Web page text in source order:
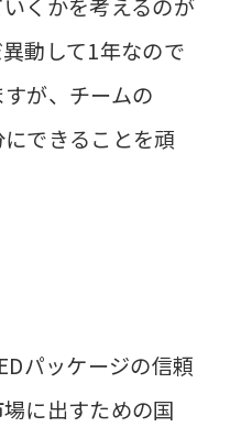
くかを考えるのが
動して1年なので
が、チームの
できることを頑
パッケージの信頼
に出すための国